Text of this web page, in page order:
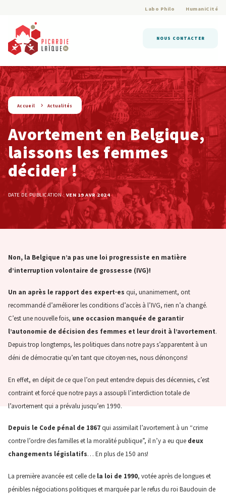
Labo Philo HumaniCité
NOUS CONTACTER
string(9) « actualite »
Accueil Actualités
Avortement en Belgique,
laissons les femmes
décider !
DATE DE PUBLICATION : VEN 19 AVR 2024
Non, la Belgique n’a pas une loi progressiste en matière
d’interruption volontaire de grossesse (IVG)!
Un an après le rapport des expert·es qui, unanimement, ont
recommandé d’améliorer les conditions d’accès à l’IVG, rien n’a changé.
C’est une nouvelle fois, une occasion manquée de garantir
l’autonomie de décision des femmes et leur droit à l’avortement.
Depuis trop longtemps, les politiques dans notre pays s’apparentent à un
déni de démocratie qu’en tant que citoyen·nes, nous dénonçons!
En effet, en dépit de ce que l’on peut entendre depuis des décennies, c’est
contraint et forcé que notre pays a assoupli l’interdiction totale de
l’avortement qui a prévalu jusqu’en 1990.
Depuis le Code pénal de 1867qui assimilait l’avortement à un “crime
contre l’ordre des familles et la moralité publique”, il n’y a eu que deux
changements législatifs… En plus de 150 ans!
La première avancée est celle de la loi de 1990, votée après de longues et
pénibles négociations politiques et marquée par le refus du roi Baudouin de